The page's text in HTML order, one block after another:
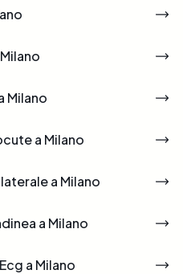
Milano
a Milano
a Milano
a Milano
a Milano